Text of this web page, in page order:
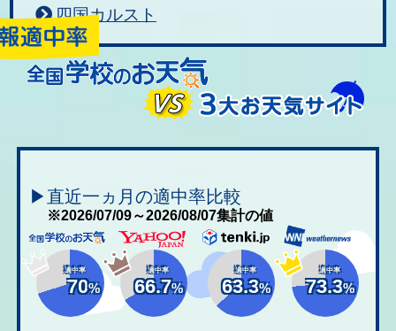
四国カルスト
▶直近一ヵ月の適中率比較
※2026/07/09～2026/08/07集計の値
適中率
70%
適中率
66.7%
適中率
63.3%
適中率
73.3%